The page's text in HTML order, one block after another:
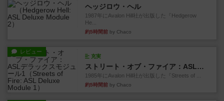
ヘッジロウ・ヘル
1987年にAvalon Hill社が出版した『Hedgerow
He...
約5時間前 by Chaco
レビュー
充実
ストリート・オブ・ファイア：ASLデラックスモジュール1
1985年にAvalon Hill社が出版した『Streets of ...
約5時間前 by Chaco